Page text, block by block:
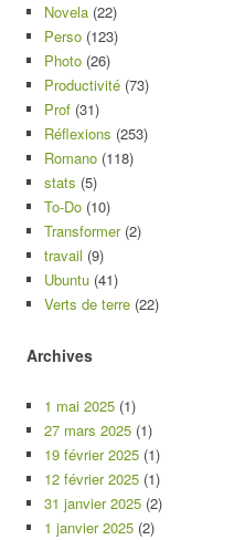
Novela (22)
Perso (123)
Photo (26)
Productivité (73)
Prof (31)
Réflexions (253)
Romano (118)
stats (5)
To-Do (10)
Transformer(2)
travail (9)
Ubuntu (41)
Verts de terre (22)
Archives
1 mai 2025 (1)
27 mars 2025 (1)
19 février 2025 (1)
12 février 2025 (1)
31 janvier 2025 (2)
1 janvier 2025 (2)